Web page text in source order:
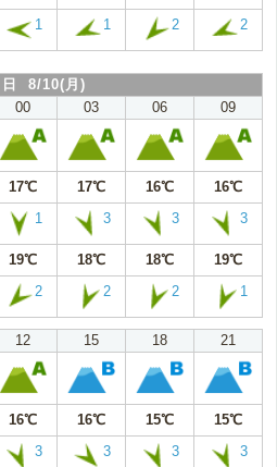
1 1 2 2
日 8/10(月)
00 03 06 09
17℃ 17℃ 16℃ 16℃
1 3 3 3
19℃ 18℃ 18℃ 19℃
2 2 2 1
12 15 18 21
16℃ 16℃ 15℃ 15℃
3 3 3 3